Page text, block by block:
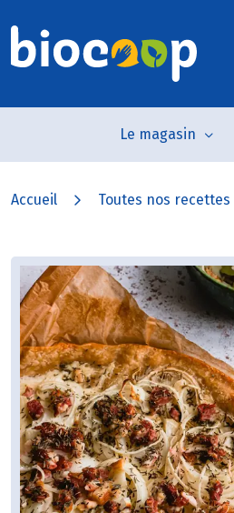
Le magasin
Accueil Toutes nos recettes